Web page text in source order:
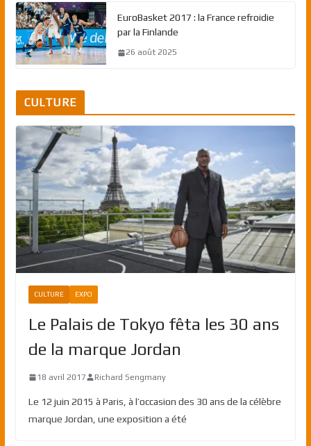
EuroBasket 2017 : la France refroidie
par la Finlande
26 août 2025
CULTURE
CULTURE EXPO
Le Palais de Tokyo fêta les 30 ans
de la marque Jordan
18 avril 2017 Richard Sengmany
Le 12 juin 2015 à Paris, à l’occasion des 30 ans de la célèbre
marque Jordan, une exposition a été